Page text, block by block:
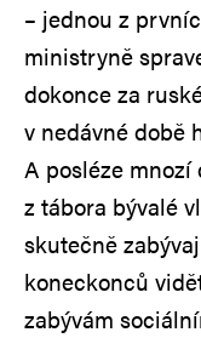
– jednou z
ministryně
dokonce za
v nedávné době
A posléze mnozí
z tábora bývalé
skutečně
koneckonců
zabývám